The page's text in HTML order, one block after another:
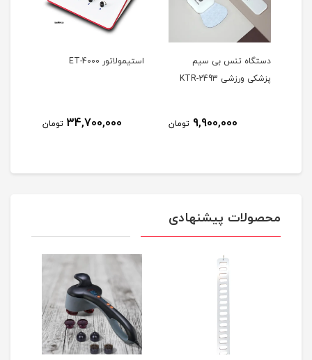
دستگاه تنس بی سیم
پزشکی ورزشی KTR-2493
9,900,000 تومان
استیمولاتور ET-4000
34,700,000 تومان
محصولات پیشنهادی